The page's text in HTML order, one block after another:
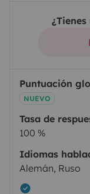
Puntuación
NUEVO
Tasa de
100 %
Idiomas
Alemán, Ruso